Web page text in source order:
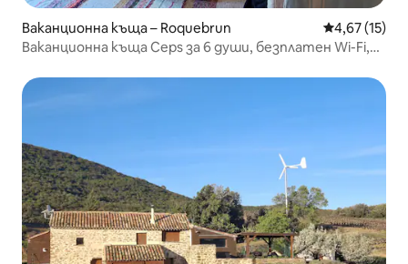
Ваканционна къща – Roquebrun Средна
4,67 (15)
Ваканционна къща Ceps за 6 души, безплатен Wi-Fi,